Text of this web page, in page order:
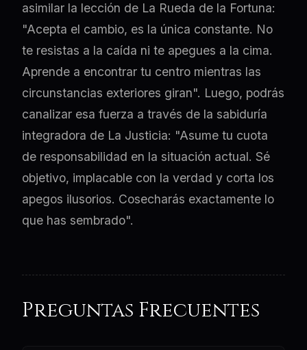
asimilar la lección de La Rueda de la Fortuna:
"Acepta el cambio, es la única constante. No
te resistas a la caída ni te apegues a la cima.
Aprende a encontrar tu centro mientras las
circunstancias exteriores giran". Luego, podrás
canalizar esa fuerza a través de la sabiduría
integradora de La Justicia: "Asume tu cuota
de responsabilidad en la situación actual. Sé
objetivo, implacable con la verdad y corta los
apegos ilusorios. Cosecharás exactamente lo
que has sembrado".
Preguntas Frecuentes